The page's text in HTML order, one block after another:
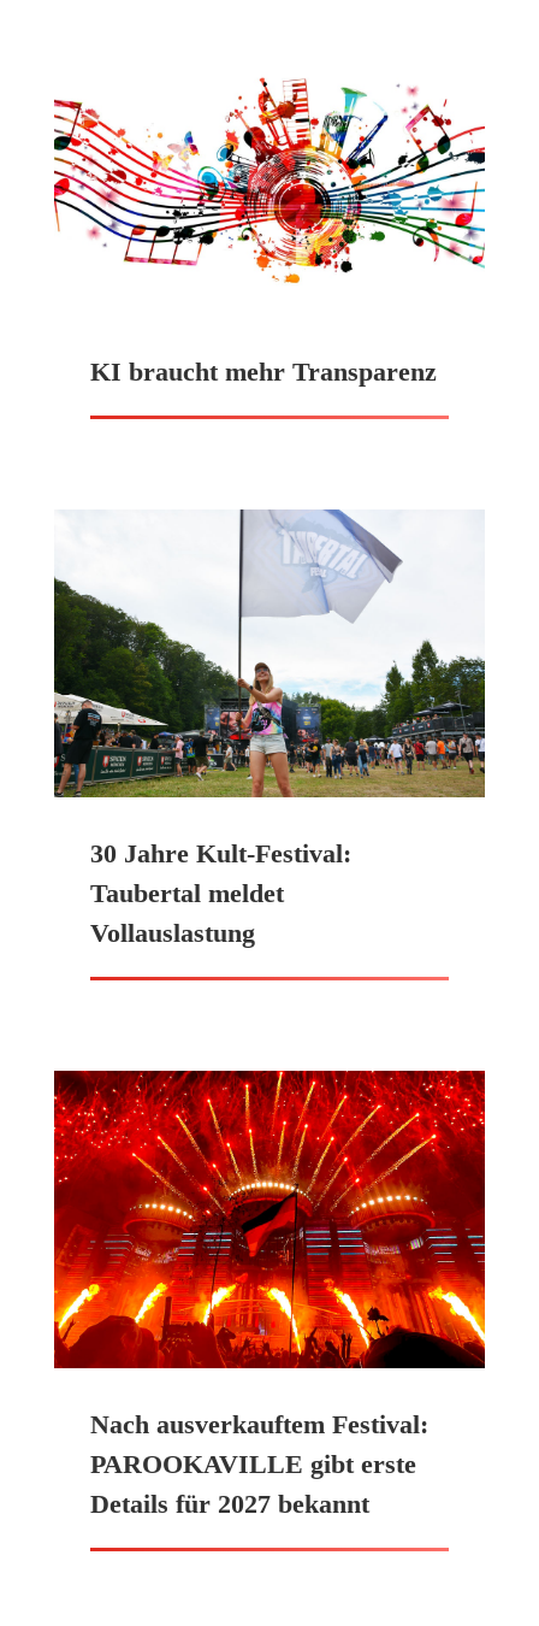
KI braucht mehr Transparenz
30 Jahre Kult-Festival:
Taubertal meldet
Vollauslastung
Nach ausverkauftem Festival:
PAROOKAVILLE gibt erste
Details für 2027 bekannt